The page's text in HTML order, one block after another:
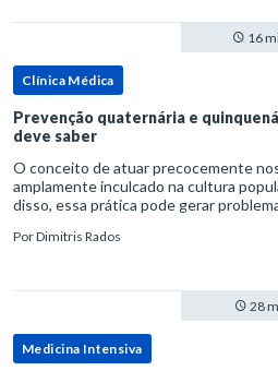
16
Clínica Médica
Prevenção quaternária e
deve saber
O conceito de atuar precocemente
amplamente inculcado na cultura
disso, essa prática pode gerar
PorDimitris Rados
28
Medicina Intensiva